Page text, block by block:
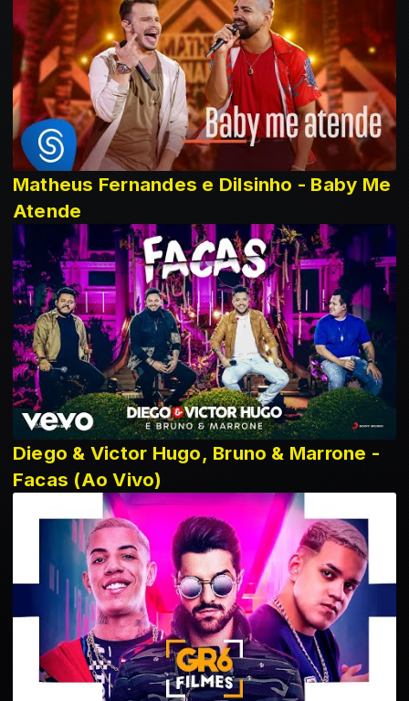
Matheus Fernandes e Dilsinho - Baby Me
Atende
Diego & Victor Hugo, Bruno & Marrone -
Facas (Ao Vivo)